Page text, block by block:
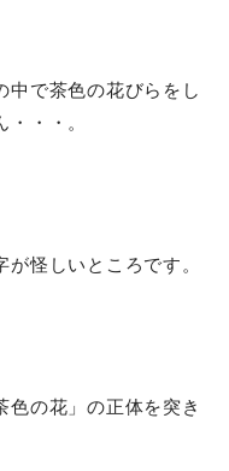
中で茶色の花びらをし
・・。
怪しいところです。
色の花」の正体を突き